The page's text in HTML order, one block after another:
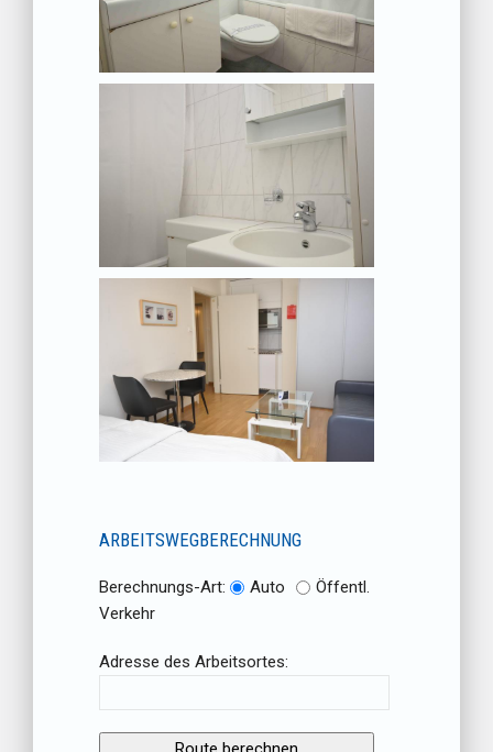
ARBEITSWEGBERECHNUNG
Berechnungs-Art: Auto
Öffentl.
Verkehr
Adresse des Arbeitsortes: